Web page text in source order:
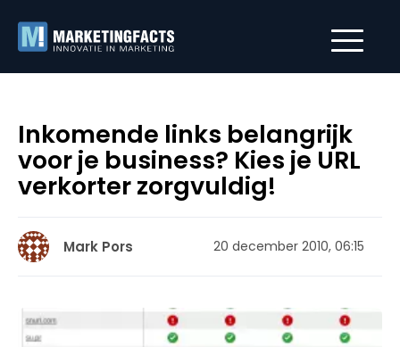
Inkomende links belangrijk
voor je business? Kies je URL
verkorter zorgvuldig!
Mark Pors 20 december 2010, 06:15